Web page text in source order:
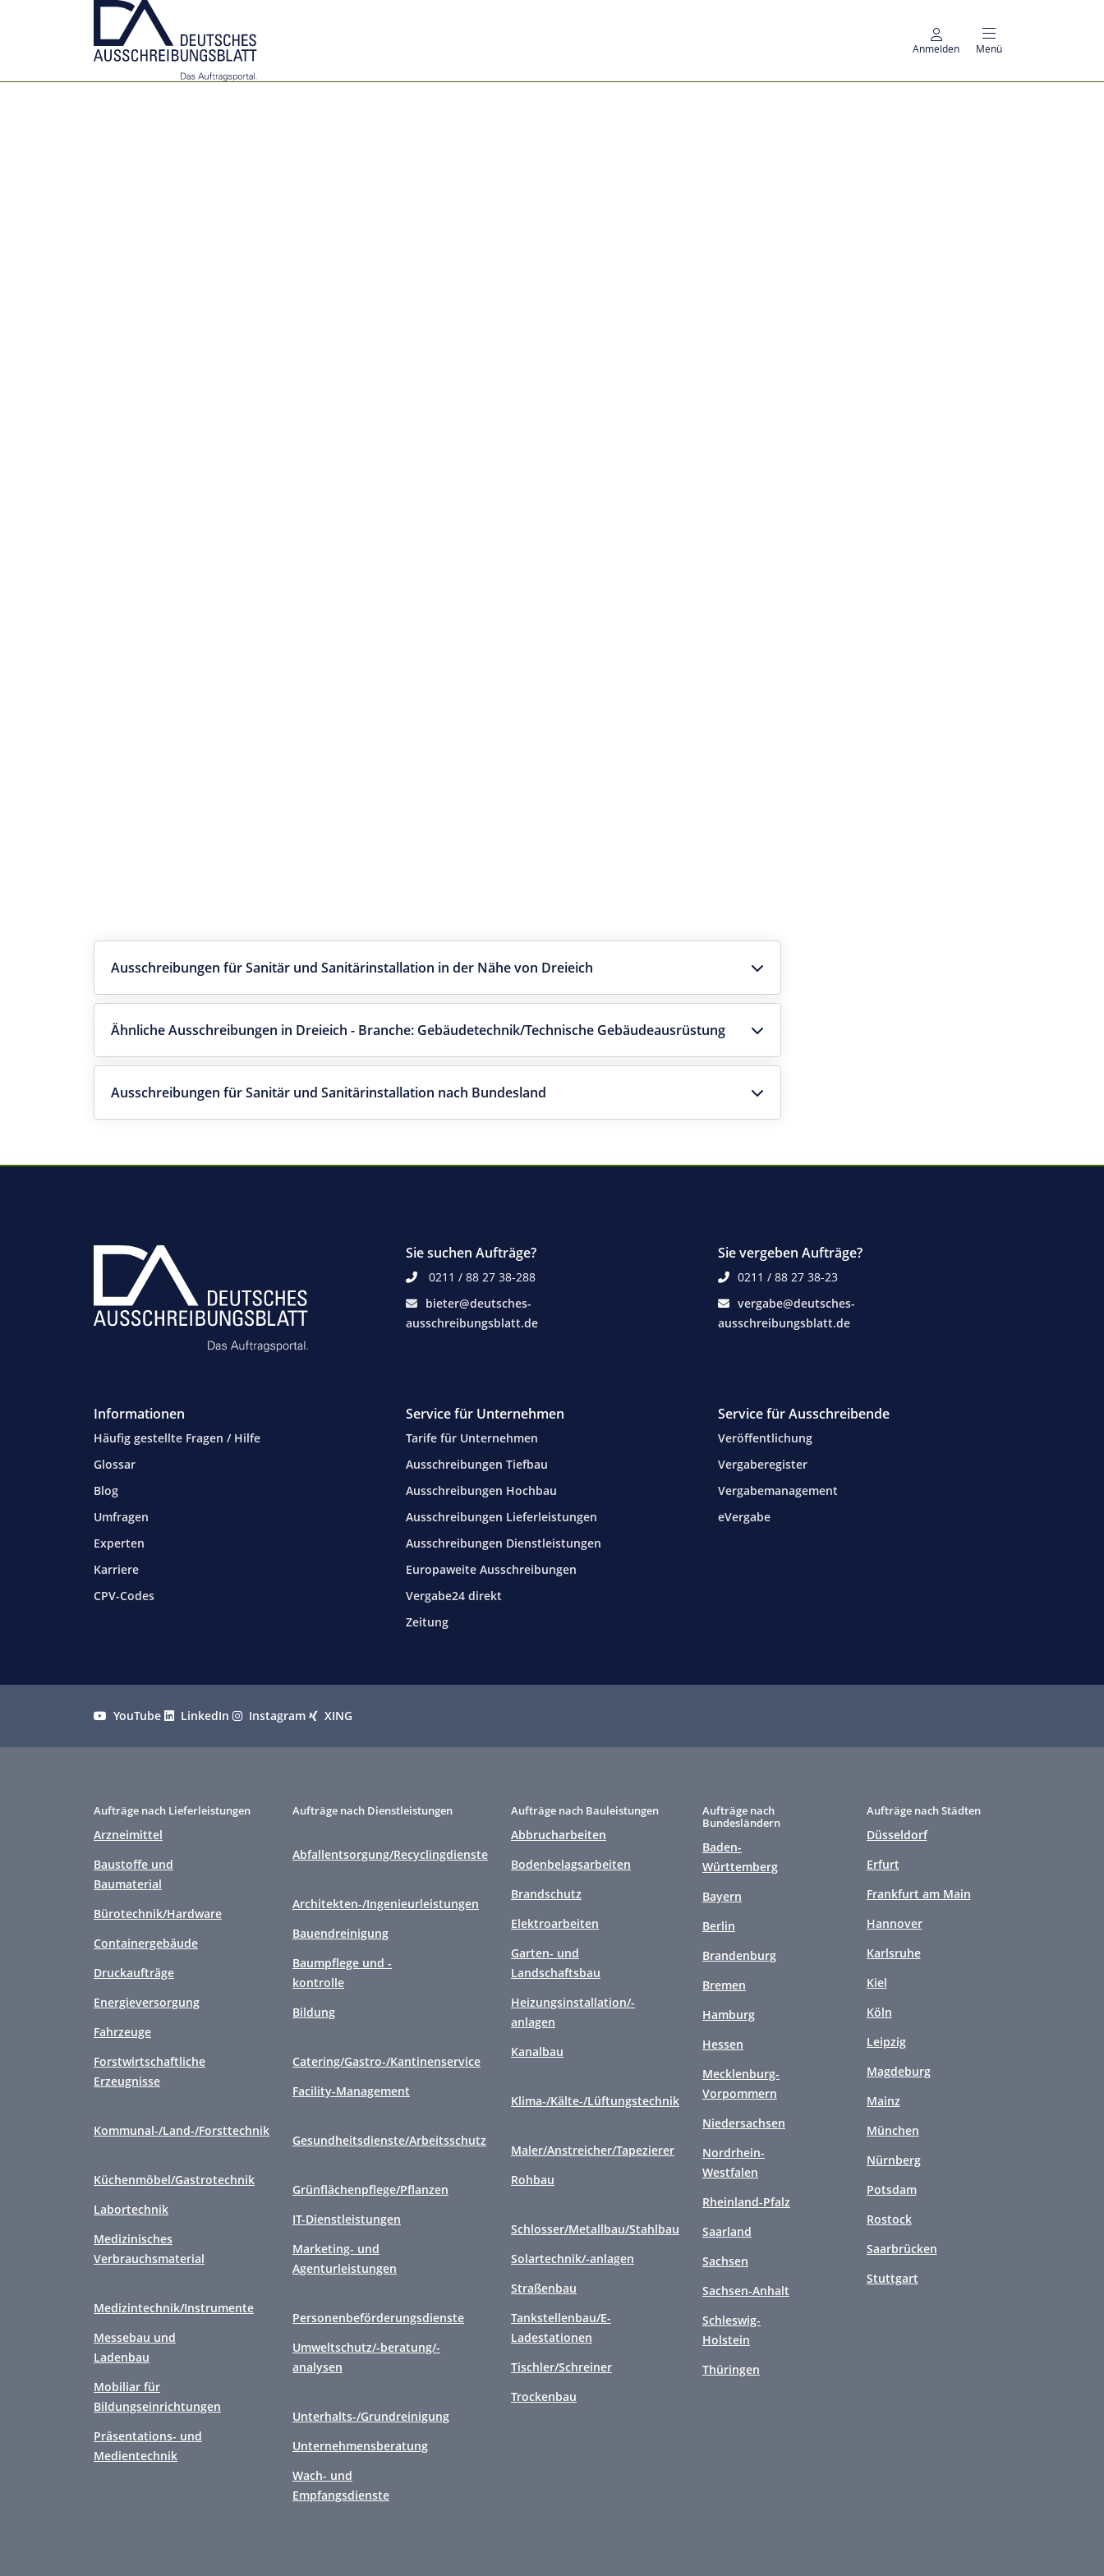
Anmelden Menü
Ausschreibungen für Sanitär und Sanitärinstallation in der Nähe von Dreieich
Ähnliche Ausschreibungen in Dreieich - Branche: Gebäudetechnik/Technische Gebäudeausrüstung
Ausschreibungen für Sanitär und Sanitärinstallation nach Bundesland
Sie suchen Aufträge?
0211 / 88 27 38-288
bieter@deutsches-
ausschreibungsblatt.de
Sie vergeben Aufträge?
0211 / 88 27 38-23
vergabe@deutsches-
ausschreibungsblatt.de
Informationen
Häufig gestellte Fragen / Hilfe
Glossar
Blog
Umfragen
Experten
Karriere
CPV-Codes
Service für Unternehmen
Tarife für Unternehmen
Ausschreibungen Tiefbau
Ausschreibungen Hochbau
Ausschreibungen Lieferleistungen
Ausschreibungen Dienstleistungen
Europaweite Ausschreibungen
Vergabe24 direkt
Zeitung
Service für Ausschreibende
Veröffentlichung
Vergaberegister
Vergabemanagement
eVergabe
YouTube LinkedIn Instagram XING
Aufträge nach Lieferleistungen
Arzneimittel
Baustoffe und
Baumaterial
Bürotechnik/Hardware
Containergebäude
Druckaufträge
Energieversorgung
Fahrzeuge
Forstwirtschaftliche
Erzeugnisse
Kommunal-/Land-/Forsttechnik
Küchenmöbel/Gastrotechnik
Labortechnik
Medizinisches
Verbrauchsmaterial
Medizintechnik/Instrumente
Messebau und
Ladenbau
Mobiliar für
Bildungseinrichtungen
Präsentations- und
Medientechnik
Aufträge nach Dienstleistungen
Abfallentsorgung/Recyclingdienste
Architekten-/Ingenieurleistungen
Bauendreinigung
Baumpflege und -
kontrolle
Bildung
Catering/Gastro-/Kantinenservice
Facility-Management
Gesundheitsdienste/Arbeitsschutz
Grünflächenpflege/Pflanzen
IT-Dienstleistungen
Marketing- und
Agenturleistungen
Personenbeförderungsdienste
Umweltschutz/-beratung/-
analysen
Unterhalts-/Grundreinigung
Unternehmensberatung
Wach- und
Empfangsdienste
Aufträge nach Bauleistungen
Abbrucharbeiten
Bodenbelagsarbeiten
Brandschutz
Elektroarbeiten
Garten- und
Landschaftsbau
Heizungsinstallation/-
anlagen
Kanalbau
Klima-/Kälte-/Lüftungstechnik
Maler/Anstreicher/Tapezierer
Rohbau
Schlosser/Metallbau/Stahlbau
Solartechnik/-anlagen
Straßenbau
Tankstellenbau/E-
Ladestationen
Tischler/Schreiner
Trockenbau
Aufträge nach
Bundesländern
Baden-
Württemberg
Bayern
Berlin
Brandenburg
Bremen
Hamburg
Hessen
Mecklenburg-
Vorpommern
Niedersachsen
Nordrhein-
Westfalen
Rheinland-Pfalz
Saarland
Sachsen
Sachsen-Anhalt
Schleswig-
Holstein
Thüringen
Aufträge nach Städten
Düsseldorf
Erfurt
Frankfurt am Main
Hannover
Karlsruhe
Kiel
Köln
Leipzig
Magdeburg
Mainz
München
Nürnberg
Potsdam
Rostock
Saarbrücken
Stuttgart